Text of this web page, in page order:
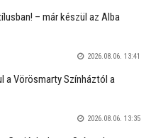
– már készül az Alba
2026.08.06. 13:41
a Vörösmarty Színháztól a
2026.08.06. 13:35